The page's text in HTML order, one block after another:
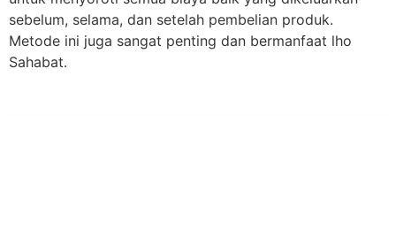
sebelum, selama, dan setelah pembelian produk.
Metode ini juga sangat penting dan bermanfaat lho
Sahabat.